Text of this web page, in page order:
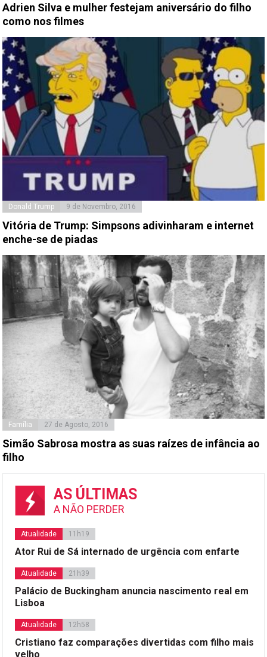
Adrien Silva e mulher festejam aniversário do filho
como nos filmes
Donald Trump 9 de Novembro, 2016
Vitória de Trump: Simpsons adivinharam e internet
enche-se de piadas
Família 27 de Agosto, 2016
Simão Sabrosa mostra as suas raízes de infância ao
filho
AS ÚLTIMAS
A NÃO PERDER
Atualidade 11h19
Ator Rui de Sá internado de urgência com enfarte
Atualidade 21h39
Palácio de Buckingham anuncia nascimento real em
Lisboa
Atualidade 12h58
Cristiano faz comparações divertidas com filho mais
velho